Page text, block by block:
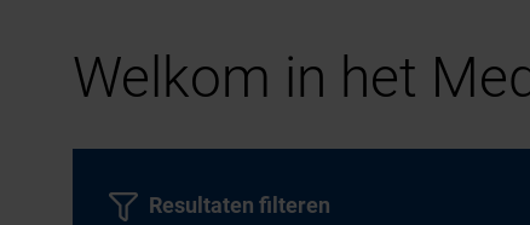
Welkom in het
Resultaten filteren